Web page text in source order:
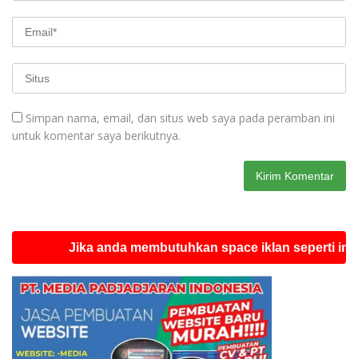
Simpan nama, email, dan situs web saya pada peramban ini
untuk komentar saya berikutnya.
Jika anda membutuhkan space iklan seperti ini